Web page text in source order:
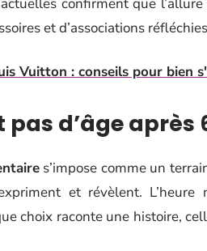
et d’associations
Vuitton : conseils pour bien
d’âge après
s’impose comme un
et révèlent. L’heure
choix raconte une histoire,